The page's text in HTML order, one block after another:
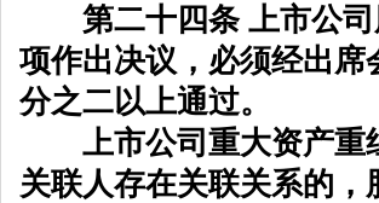
第二十四条 上市公司
项作出决议，必须经出
分之二以上通过。
上市公司重大资产重
关联人存在关联关系的